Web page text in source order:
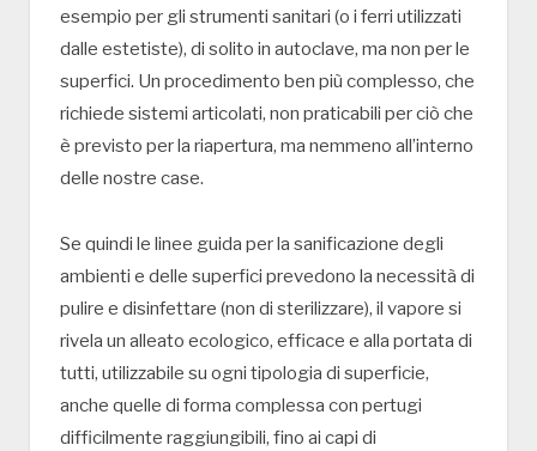
esempio per gli strumenti sanitari (o i ferri utilizzati
dalle estetiste), di solito in autoclave, ma non per le
superfici. Un procedimento ben più complesso, che
richiede sistemi articolati, non praticabili per ciò che
è previsto per la riapertura, ma nemmeno all’interno
delle nostre case.
Se quindi le linee guida per la sanificazione degli
ambienti e delle superfici prevedono la necessità di
pulire e disinfettare (non di sterilizzare), il vapore si
rivela un alleato ecologico, efficace e alla portata di
tutti, utilizzabile su ogni tipologia di superficie,
anche quelle di forma complessa con pertugi
difficilmente raggiungibili, fino ai capi di